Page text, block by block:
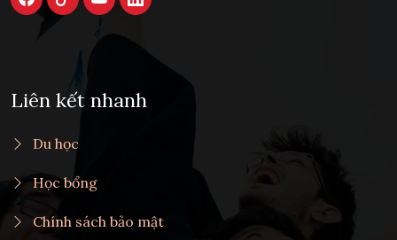
Liên kết nhanh
Du học
Học bổng
Chính sách bảo mật